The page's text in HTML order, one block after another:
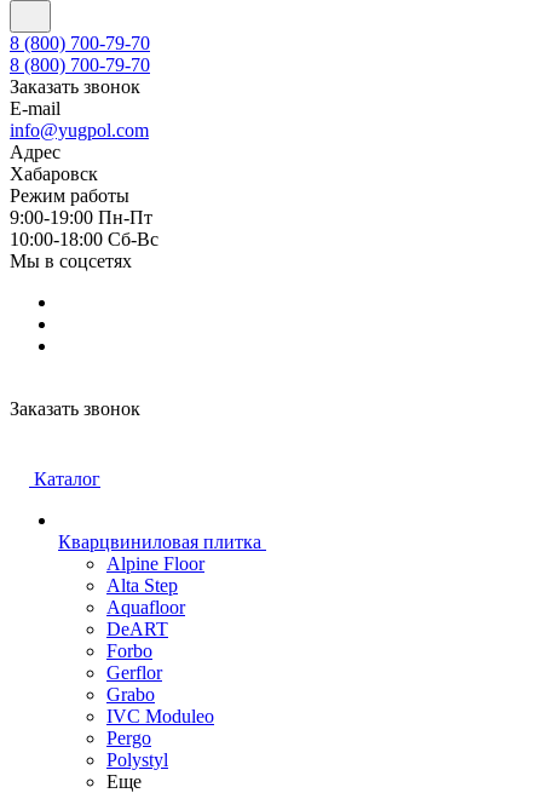
8 (800) 700-79-70
8 (800) 700-79-70
Заказать звонок
E-mail
info@yugpol.com
Адрес
Хабаровск
Режим работы
9:00-19:00 Пн-Пт
10:00-18:00 Cб-Вс
Мы в соцсетях
Заказать звонок
Каталог
Кварцвиниловая плитка
Alpine Floor
Alta Step
Aquafloor
DeART
Forbo
Gerflor
Grabo
IVC Moduleo
Pergo
Polystyl
Еще